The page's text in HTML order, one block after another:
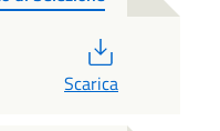
Scarica